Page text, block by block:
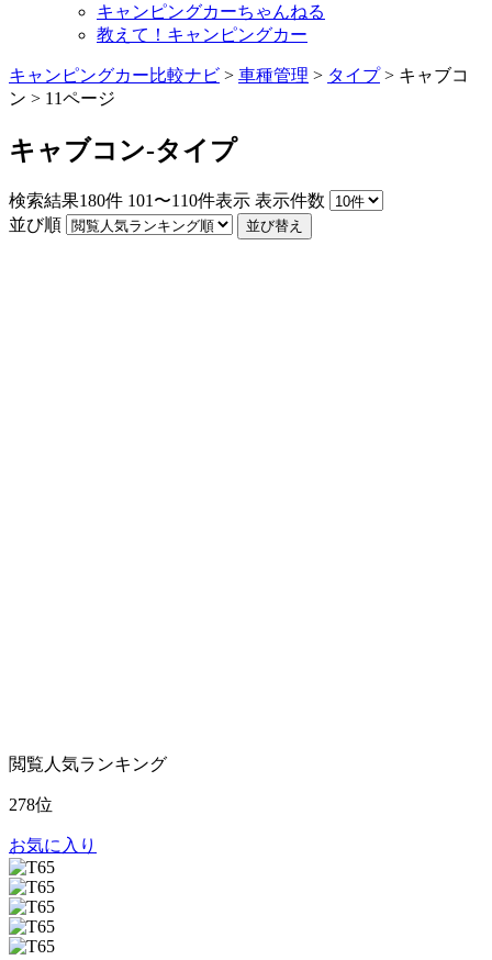
キャンピングカーちゃんねる
教えて！キャンピングカー
キャンピングカー比較ナビ > 車種管理 > タイプ> キャブコ
ン > 11ページ
キャブコン-タイプ
検索結果180件 101〜110件表示 表示件数
並び順
並び替え
閲覧人気ランキング
278位
お気に入り